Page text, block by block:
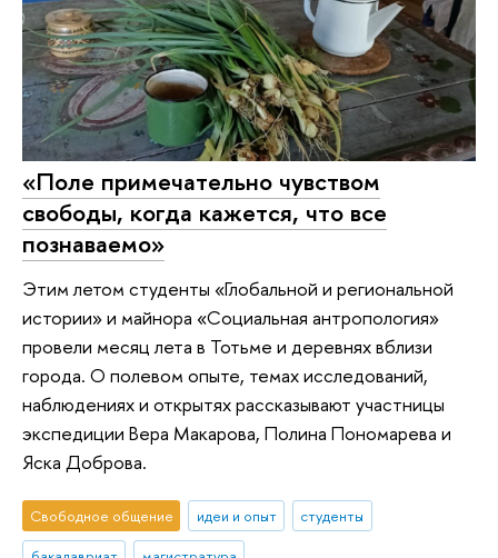
«Поле примечательно чувством
свободы, когда кажется, что все
познаваемо»
Этим летом студенты «Глобальной и региональной
истории» и майнора «Социальная антропология»
провели месяц лета в Тотьме и деревнях вблизи
города. О полевом опыте, темах исследований,
наблюдениях и открытях рассказывают участницы
экспедиции Вера Макарова, Полина Пономарева и
Яска Доброва.
Свободное общение идеи и опыт
студенты